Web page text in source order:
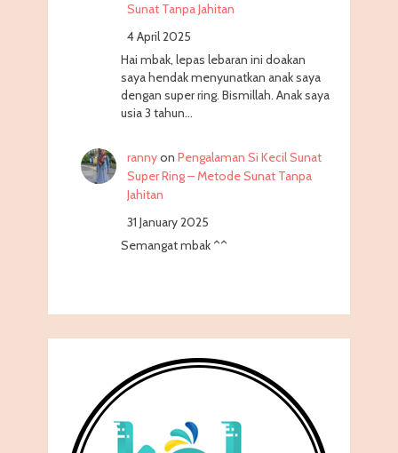
Sunat Tanpa Jahitan
4 April 2025
Hai mbak, lepas lebaran ini doakan
saya hendak menyunatkan anak saya
dengan super ring. Bismillah. Anak saya
usia 3 tahun…
rannyon Pengalaman Si Kecil Sunat
Super Ring – Metode Sunat Tanpa
Jahitan
31 January 2025
Semangat mbak ^^